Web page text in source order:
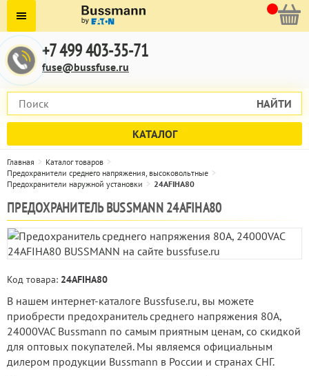
+7 499 403-35-71
fuse@bussfuse.ru
НАЙТИ
КАТАЛОГ
Главная
Каталог товаров
Предохранители среднего напряжения, высоковольтные
Предохранители наружной установки
24AFIHA80
ПРЕДОХРАНИТЕЛЬ BUSSMANN 24AFIHA80
Код товара: 24AFIHA80
В нашем интернет-каталоге Bussfuse.ru, вы можете
приобрести предохранитель среднего напряжения 80А,
24000VAC Bussmann по самым приятным ценам, со скидкой
для оптовых покупателей. Мы являемся официальным
дилером продукции Bussmann в России и странах СНГ.